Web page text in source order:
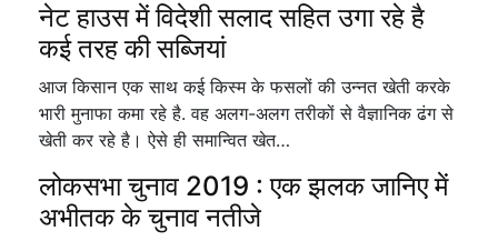
नेट हाउस में विदेशी सलाद सहित उगा रहे है
कई तरह की सब्जियां
आज किसान एक साथ कई किस्म के फसलों की उन्नत खेती करके
भारी मुनाफा कमा रहे है. वह अलग-अलग तरीकों से वैज्ञानिक ढंग से
खेती कर रहे है। ऐसे ही समान्वित खेत…
लोकसभा चुनाव 2019 : एक झलक जानिए में
अभीतक के चुनाव नतीजे